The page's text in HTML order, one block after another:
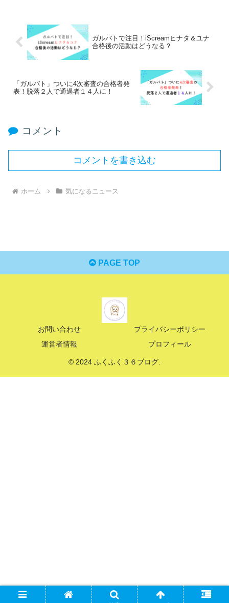
ガルバトで注目！iScreamヒナタ＆ユナ
合格後の活動はどうなる？
「ガルバト」ついに4次審査の合格者発
表！脱落２人で通過者１４人に！
コメント
コメントを書き込む
ホーム 気になるニュース
PAGE TOP
お問い合わせ
プライバシーポリシー
運営者情報
プロフィール
© 2024 ふくふく３６ブログ.